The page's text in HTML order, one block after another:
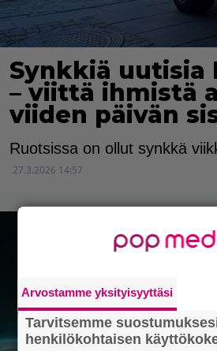
Synkkiä uutisia
– viittä ihmistä
viiden päivän
Ruotsissa on ollut synkkä
27.3.2026 14:57
Arvostamme yksityisyyttäsi
Tarvitsemme
henkilökohtaisen